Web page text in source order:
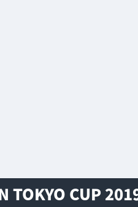
TOKYO CUP